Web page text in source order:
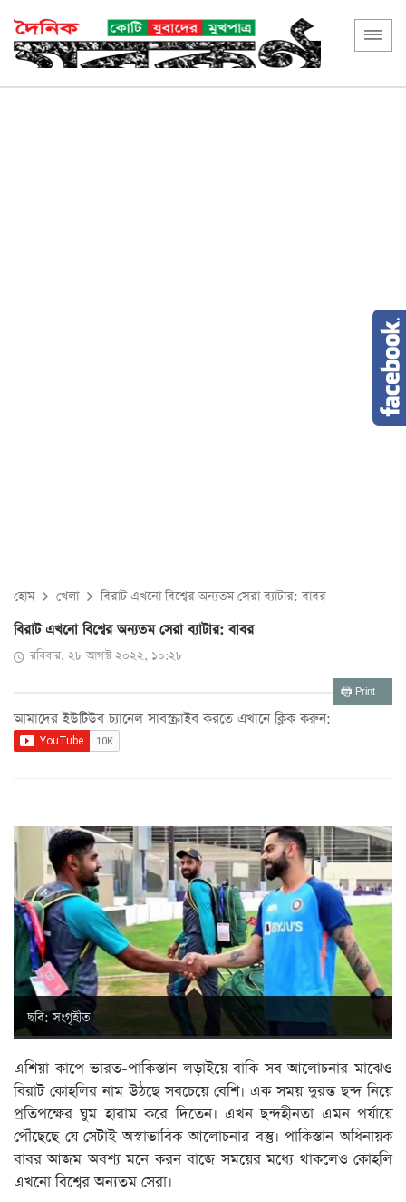
হোম খেলা বিরাট এখনো বিশ্বের অন্যতম সেরা ব্যাটার: বাবর
বিরাট এখনো বিশ্বের অন্যতম সেরা ব্যাটার: বাবর
রবিবার, ২৮ আগস্ট ২০২২, ১০:২৮
Print
আমাদের ইউটিউব চ্যানেল সাবস্ক্রাইব করতে এখানে ক্লিক করুন:
ছবি: সংগৃহীত
এশিয়া কাপে ভারত-পাকিস্তান লড়াইয়ে বাকি সব আলোচনার মাঝেও
বিরাট কোহলির নাম উঠছে সবচেয়ে বেশি। এক সময় দুরন্ত ছন্দ নিয়ে
প্রতিপক্ষের ঘুম হারাম করে দিতেন। এখন ছন্দহীনতা এমন পর্যায়ে
পৌঁছেছে যে সেটাই অস্বাভাবিক আলোচনার বস্তু। পাকিস্তান অধিনায়ক
বাবর আজম অবশ্য মনে করন বাজে সময়ের মধ্যে থাকলেও কোহলি
এখনো বিশ্বের অন্যতম সেরা।